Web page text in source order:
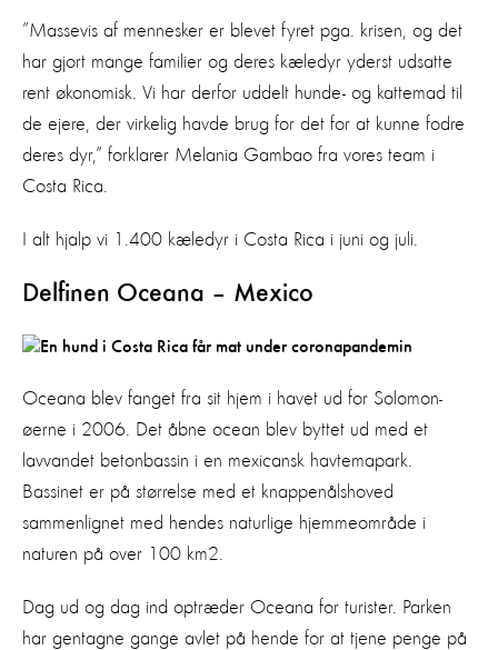
”Massevis af mennesker er blevet fyret pga. krisen, og det
har gjort mange familier og deres kæledyr yderst udsatte
rent økonomisk. Vi har derfor uddelt hunde- og kattemad til
de ejere, der virkelig havde brug for det for at kunne fodre
deres dyr,” forklarer Melania Gambao fra vores team i
Costa Rica.
I alt hjalp vi 1.400 kæledyr i Costa Rica i juni og juli.
Delfinen Oceana – Mexico
Oceana blev fanget fra sit hjem i havet ud for Solomon-
øerne i 2006. Det åbne ocean blev byttet ud med et
lavvandet betonbassin i en mexicansk havtemapark.
Bassinet er på størrelse med et knappenålshoved
sammenlignet med hendes naturlige hjemmeområde i
naturen på over 100 km2.
Dag ud og dag ind optræder Oceana for turister. Parken
har gentagne gange avlet på hende for at tjene penge på